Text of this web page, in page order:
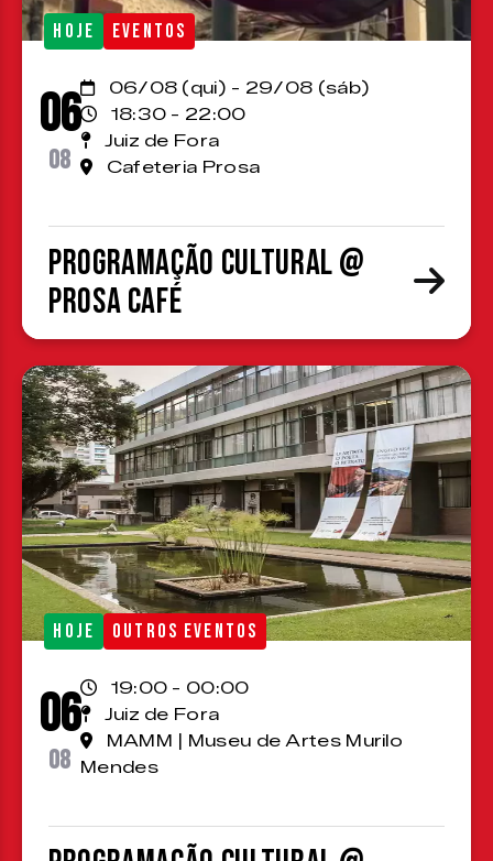
HOJE EVENTOS
06
08
06/08 (qui) - 29/08 (sáb)
18:30 - 22:00
Juiz de Fora
Cafeteria Prosa
Programação cultural @
Prosa Café
HOJE OUTROS EVENTOS
06
08
19:00 - 00:00
Juiz de Fora
MAMM | Museu de Artes Murilo
Mendes